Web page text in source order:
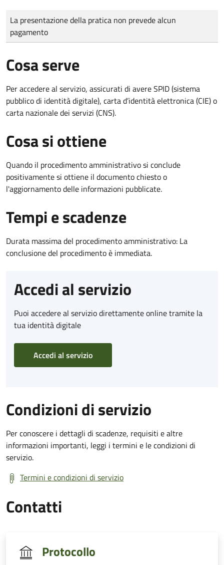
Tipo di pagamento
Importo
La presentazione della pratica non prevede alcun
pagamento
Cosa serve
Per accedere al servizio, assicurati di avere SPID (sistema
pubblico di identità digitale), carta d’identità elettronica (CIE) o
carta nazionale dei servizi (CNS).
Cosa si ottiene
Quando il procedimento amministrativo si conclude
positivamente si ottiene il documento chiesto o
l'aggiornamento delle informazioni pubblicate.
Tempi e scadenze
Durata massima del procedimento amministrativo: La
conclusione del procedimento è immediata.
Accedi al servizio
Puoi accedere al servizio direttamente online tramite la
tua identità digitale
Accedi al servizio
Condizioni di servizio
Per conoscere i dettagli di scadenze, requisiti e altre
informazioni importanti, leggi i termini e le condizioni di
servizio.
Termini e condizioni di servizio
Contatti
Protocollo